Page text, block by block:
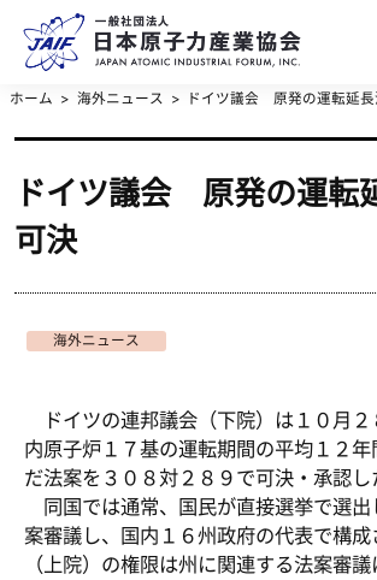
ホーム 海外ニュース ドイツ議会 原発の運転延長
ドイツ議会 原発の運転
可決
海外ニュース
ドイツの連邦議会（下院）は１０月２
内原子炉１７基の運転期間の平均１２
だ法案を３０８対２８９で可決・承認し
同国では通常、国民が直接選挙で選出
案審議し、国内１６州政府の代表で構
（上院）の権限は州に関連する法案審